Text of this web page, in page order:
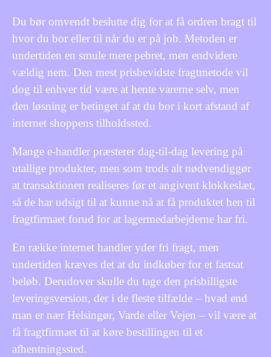
Du bør omvendt beslutte dig for at få ordren bragt til
hvor du bor eller til når du er på job. Metoden er
undertiden en smule mere pebret, men endvidere
vældig nem. Den mest prisbevidste fragtmetode vil
dog til enhver tid være at hente varerne selv, men
den løsning er betinget af at du bor i kort afstand af
internet shoppens tilholdssted.
Mange e-handler præsterer dag-til-dag levering på
utallige produkter, men som trods alt nødvendiggør
at transaktionen realiseres før et angivent klokkeslæt,
så de har udsigt til at kunne nå at få produktet hen til
fragtfirmaet forud for at lagermedarbejderne har fri.
En række internet handler yder fri fragt, men
undertiden kræves det at du indkøber for et fastsat
beløb. Derudover skulle du tage den prisbilligste
leveringsversion, der i de fleste tilfælde – hvad end
man er nær Helsingør, Varde eller Vejen – vil være at
få fragtfirmaet til at køre bestillingen til et
afhentningssted.